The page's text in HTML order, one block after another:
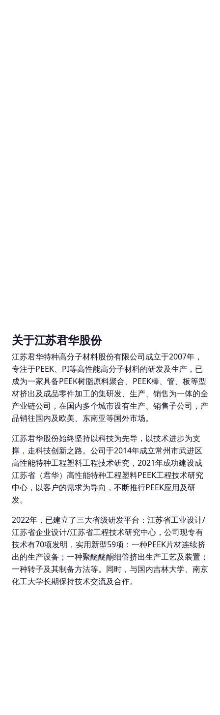
关于江苏君华股份
江苏君华特种高分子材料股份有限公司成立于2007年，
专注于PEEK、PI等高性能高分子材料的研发及生产，已
成为一家具备PEEK树脂原料聚合、PEEK棒、管、板等型
材挤出及成品零件加工的集研发、生产、销售为一体的全
产业链公司，在国内多个城市设有生产、销售子公司，产
品销往国内及欧美、东南亚等国外市场。
江苏君华股份始终坚持以科技为先导，以技术进步为支
撑，走科技创新之路。公司于2014年成立常州市武进区
高性能特种工程塑料工程技术研究，2021年成功建设成
江苏省（君华）高性能特种工程塑料PEEK工程技术研究
中心，以客户的需求为导向，不断推行PEEK应用及研
发。
2022年，已建立了三大省级研发平台：江苏省工业设计/
江苏省企业设计/江苏省工程技术研究中心，公司现专有
技术有70项发明，实用新型59项：一种PEEK片材连续挤
出的生产设备；一种聚醚醚酮细管挤出生产工艺及装置；
一种转子及其制备方法等。同时，与国内吉林大学、南京
化工大学长期保持技术交流及合作。